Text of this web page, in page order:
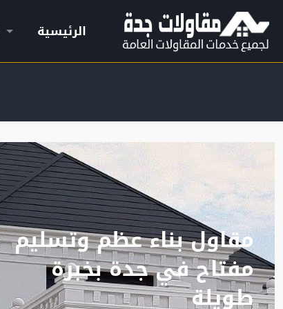
الرئيسية
مقاول بناء عظم وتسليم
مفتاح في جدة بخبرة
طويلة